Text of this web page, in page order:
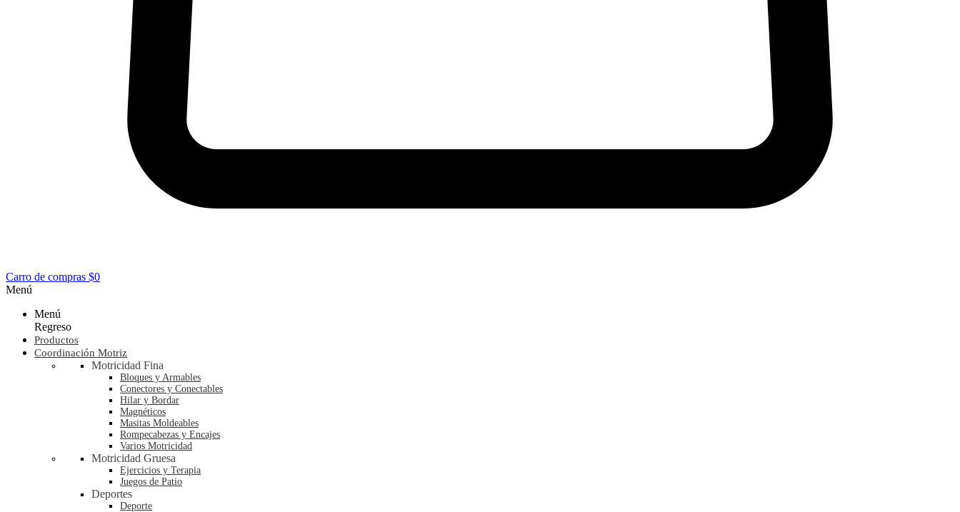
Carro de compras $0
Menú
Menú
Regreso
Productos
Coordinación Motriz
Motricidad Fina
Bloques y Armables
Conectores y Conectables
Hilar y Bordar
Magnéticos
Masitas Moldeables
Rompecabezas y Encajes
Varios Motricidad
Motricidad Gruesa
Ejercicios y Terapia
Juegos de Patio
Deportes
Deporte